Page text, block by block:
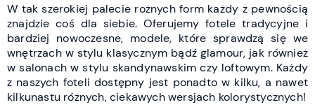
W tak szerokiej palecie rożnych form każdy z pewnością
znajdzie coś dla siebie. Oferujemy fotele tradycyjne i
bardziej nowoczesne, modele, które sprawdzą się we
wnętrzach w stylu klasycznym bądź glamour, jak również
w salonach w stylu skandynawskim czy loftowym. Każdy
z naszych foteli dostępny jest ponadto w kilku, a nawet
kilkunastu różnych, ciekawych wersjach kolorystycznych!